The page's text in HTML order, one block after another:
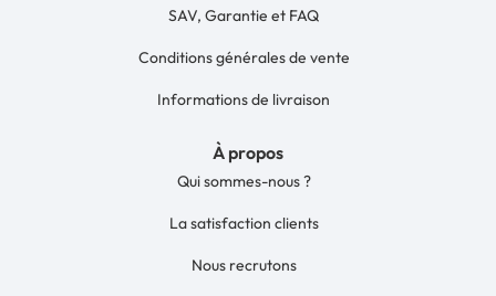
SAV, Garantie et FAQ
Conditions générales de vente
Informations de livraison
À propos
Qui sommes-nous ?
La satisfaction clients
Nous recrutons